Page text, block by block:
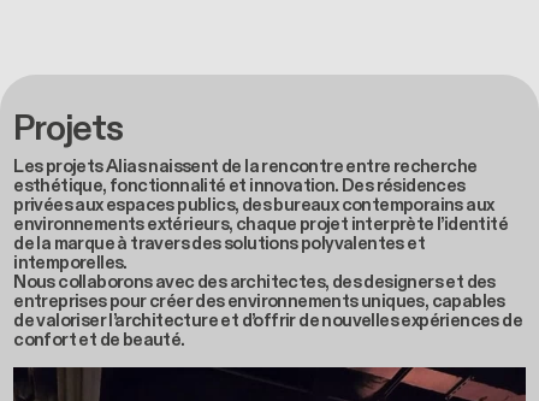
Projets
Les projets Alias naissent de la rencontre entre recherche
esthétique, fonctionnalité et innovation. Des résidences
privées aux espaces publics, des bureaux contemporains aux
environnements extérieurs, chaque projet interprète l’identité
de la marque à travers des solutions polyvalentes et
intemporelles.
Nous collaborons avec des architectes, des designers et des
entreprises pour créer des environnements uniques, capables
de valoriser l’architecture et d’offrir de nouvelles expériences de
confort et de beauté.